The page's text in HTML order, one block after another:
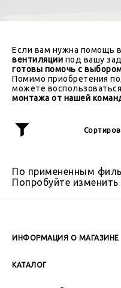
Если вам нужна помощь
вентиляции под вашу
готовы помочь с
Помимо приобретения
можете воспользоваться
монтажа от нашей
По примененным
Попробуйте
ИНФОРМАЦИЯ О МАГАЗИНЕ
Сб-Вс: Выходной
КАТАЛОГ